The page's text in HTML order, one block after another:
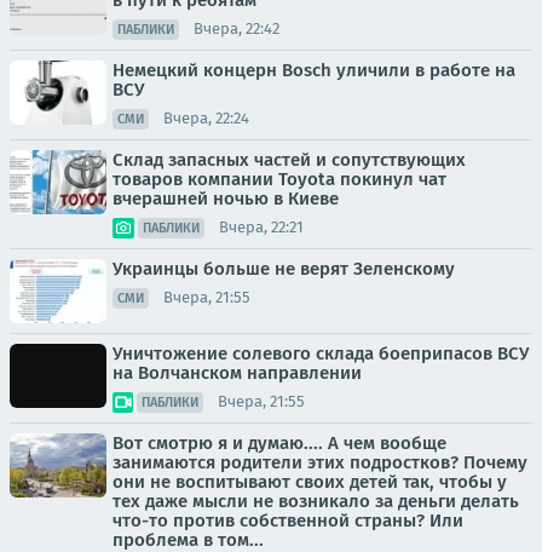
ПАБЛИКИ Вчера, 22:42
Немецкий концерн Bosch уличили в работе на
ВСУ
СМИ Вчера, 22:24
Склад запасных частей и сопутствующих
товаров компании Toyota покинул чат
вчерашней ночью в Киеве
ПАБЛИКИ Вчера, 22:21
Украинцы больше не верят Зеленскому
СМИ Вчера, 21:55
Уничтожение солевого склада боеприпасов ВСУ
на Волчанском направлении
ПАБЛИКИ Вчера, 21:55
Вот смотрю я и думаю.... А чем вообще
занимаются родители этих подростков? Почему
они не воспитывают своих детей так, чтобы у
тех даже мысли не возникало за деньги делать
что-то против собственной страны? Или
проблема в том...